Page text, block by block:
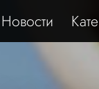
Новости